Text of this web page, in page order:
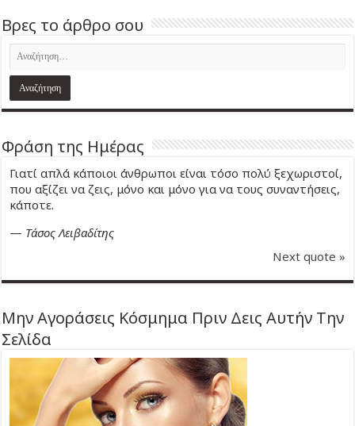
Βρες το άρθρο σου
Φράση της Ημέρας
Γιατί απλά κάποιοι άνθρωποι είναι τόσο πολύ ξεχωριστοί,
που αξίζει να ζεις, μόνο και μόνο για να τους συναντήσεις,
κάποτε.
— Τάσος Λειβαδίτης
Next quote »
Μην Αγοράσεις Κόσμημα Πριν Δεις Αυτήν Την
Σελίδα